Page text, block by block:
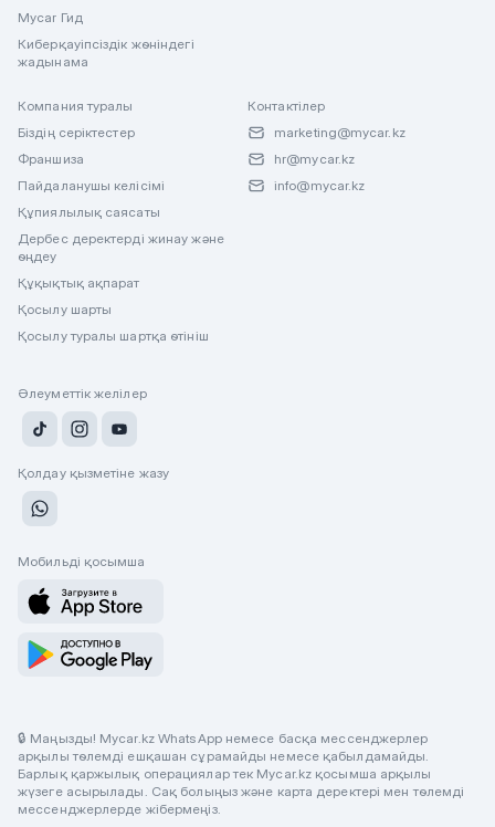
Mycar Гид
Киберқауіпсіздік жөніндегі
жадынама
Компания туралы
Біздің серіктестер
Франшиза
Пайдаланушы келісімі
Құпиялылық саясаты
Дербес деректерді жинау және
өңдеу
Құқықтық ақпарат
Қосылу шарты
Қосылу туралы шартқа өтініш
Контактілер
marketing@mycar.kz
hr@mycar.kz
info@mycar.kz
Әлеуметтік желілер
Қолдау қызметіне жазу
Мобильді қосымша
🔒 Маңызды! Mycar.kz WhatsApp немесе басқа мессенджерлер
арқылы төлемді ешқашан сұрамайды немесе қабылдамайды.
Барлық қаржылық операциялар тек Mycar.kz қосымша арқылы
жүзеге асырылады. Сақ болыңыз және карта деректері мен төлемді
мессенджерлерде жібермеңіз.